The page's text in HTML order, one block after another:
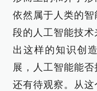
依然属于人类的
段的人工智能技
出这样的知识创
展，人工智能能
还有待观察。从